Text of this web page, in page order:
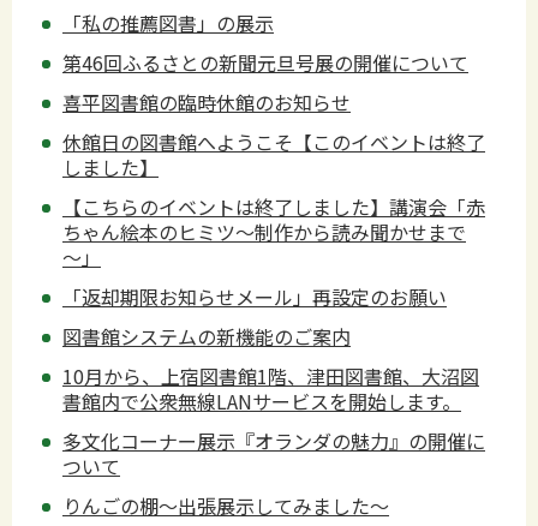
「私の推薦図書」の展示
第46回ふるさとの新聞元旦号展の開催について
喜平図書館の臨時休館のお知らせ
休館日の図書館へようこそ【このイベントは終了
しました】
【こちらのイベントは終了しました】講演会「赤
ちゃん絵本のヒミツ～制作から読み聞かせまで
～」
「返却期限お知らせメール」再設定のお願い
図書館システムの新機能のご案内
10月から、上宿図書館1階、津田図書館、大沼図
書館内で公衆無線LANサービスを開始します。
多文化コーナー展示『オランダの魅力』の開催に
ついて
りんごの棚～出張展示してみました～